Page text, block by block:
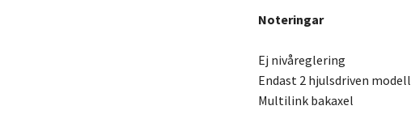
Noteringar
Ej nivåreglering
Endast 2 hjulsdriven modell
Multilink bakaxel